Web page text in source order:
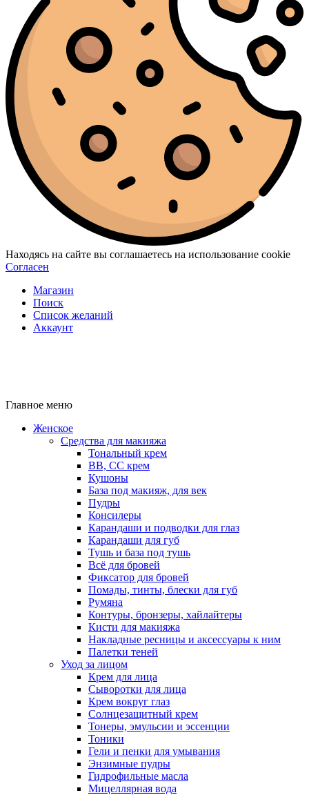
Находясь на сайте вы соглашаетесь на использование cookie
Согласен
Магазин
Поиск
Список желаний
Аккаунт
Главное меню
Женское
Средства для макияжа
Тональный крем
BB, CC крем
Кушоны
База под макияж, для век
Пудры
Консилеры
Карандаши и подводки для глаз
Карандаши для губ
Тушь и база под тушь
Всё для бровей
Фиксатор для бровей
Помады, тинты, блески для губ
Румяна
Контуры, бронзеры, хайлайтеры
Кисти для макияжа
Накладные ресницы и аксессуары к ним
Палетки теней
Уход за лицом
Крем для лица
Сыворотки для лица
Крем вокруг глаз
Солнцезащитный крем
Тонеры, эмульсии и эссенции
Тоники
Гели и пенки для умывания
Энзимные пудры
Гидрофильные масла
Мицеллярная вода